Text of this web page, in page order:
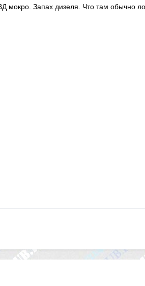
мокро. Запах дизеля. Что там обычно